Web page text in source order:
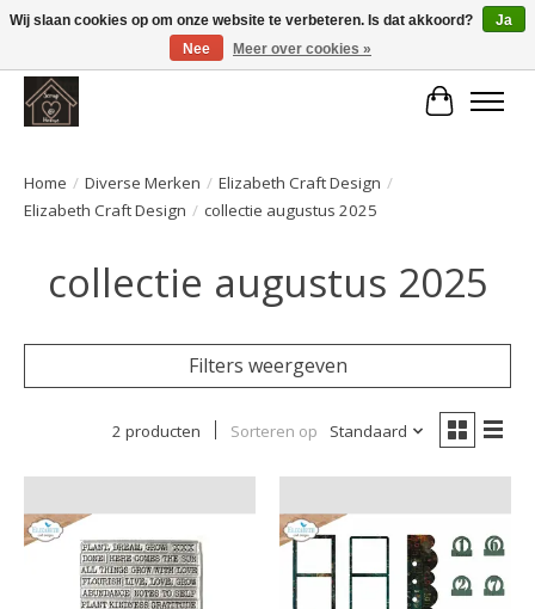
Large selection of products and fast shipping!
Home / Diverse Merken / Elizabeth Craft Design /
Elizabeth Craft Design / collectie augustus 2025
collectie augustus 2025
Filters weergeven
2 producten Sorteren op Standaard
Wij slaan cookies op om onze website te verbeteren. Is dat akkoord?
Ja
Nee
Meer over cookies »